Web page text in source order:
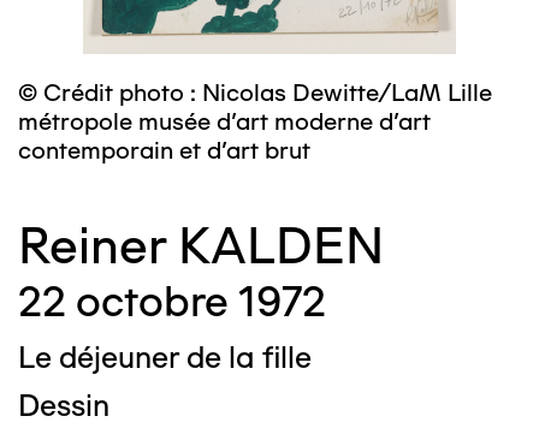
© Crédit photo : Nicolas Dewitte/LaM Lille
métropole musée d’art moderne d’art
contemporain et d’art brut
Reiner KALDEN
22 octobre 1972
Le déjeuner de la fille
Dessin